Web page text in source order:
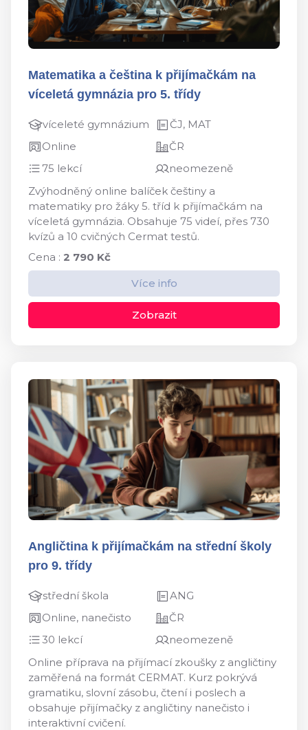
Matematika a čeština k přijímačkám na
víceletá gymnázia pro 5. třídy
víceleté gymnázium
ČJ, MAT
Online
ČR
75 lekcí
neomezeně
Zvýhodněný online balíček češtiny a
matematiky pro žáky 5. tříd k přijímačkám na
víceletá gymnázia. Obsahuje 75 videí, přes 730
kvízů a 10 cvičných Cermat testů.
Cena : 2 790 Kč
Více info
Zobrazit
Angličtina k přijímačkám na střední školy
pro 9. třídy
střední škola
ANG
Online, nanečisto
ČR
30 lekcí
neomezeně
Online příprava na přijímací zkoušky z angličtiny
zaměřená na formát CERMAT. Kurz pokrývá
gramatiku, slovní zásobu, čtení i poslech a
obsahuje přijímačky z angličtiny nanečisto i
interaktivní cvičení.